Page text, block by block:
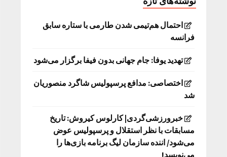
احتمال هم‌تیمی شدن طارمی با ستاره سابق
فرانسه
تهدید یوفا: جام جهانی بدون فیفا برگزار می‌شود
اختصاصی: مدافع پرسپولیس شاگرد منصوریان
شد
خبرورزشی‌گردی| کارلوس کیروش: تاریخ
مسابقات با نظر استقلال و پرسپولیس عوض
می‌شود/ اننده سازمان لیگ برنامه بازی‌ها را
می‌نویسد!